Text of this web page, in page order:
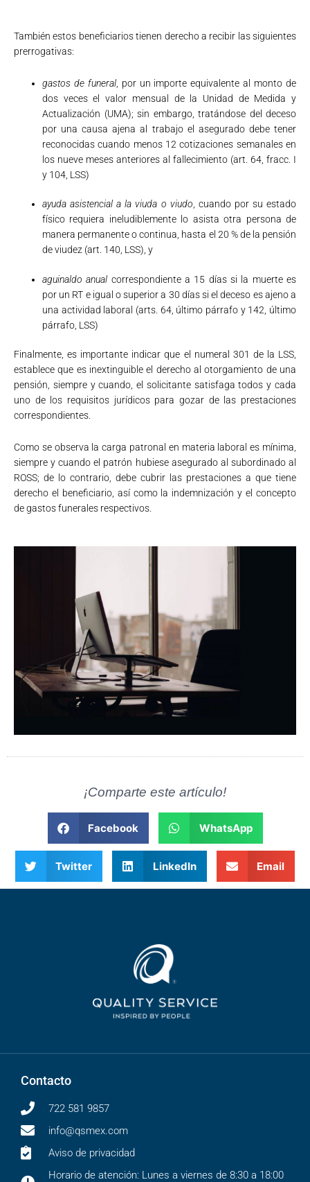
También estos beneficiarios tienen derecho a recibir las siguientes
prerrogativas:
gastos de funeral, por un importe equivalente al monto de
dos veces el valor mensual de la Unidad de Medida y
Actualización (UMA); sin embargo, tratándose del deceso
por una causa ajena al trabajo el asegurado debe tener
reconocidas cuando menos 12 cotizaciones semanales en
los nueve meses anteriores al fallecimiento (art. 64, fracc. I
y 104, LSS)
ayuda asistencial a la viuda o viudo , cuando por su estado
físico requiera ineludiblemente lo asista otra persona de
manera permanente o continua, hasta el 20 % de la pensión
de viudez (art. 140, LSS), y
aguinaldo anual correspondiente a 15 días si la muerte es
por un RT e igual o superior a 30 días si el deceso es ajeno a
una actividad laboral (arts. 64, último párrafo y 142, último
párrafo, LSS)
Finalmente, es importante indicar que el numeral 301 de la LSS,
establece que es inextinguible el derecho al otorgamiento de una
pensión, siempre y cuando, el solicitante satisfaga todos y cada
uno de los requisitos jurídicos para gozar de las prestaciones
correspondientes.
Como se observa la carga patronal en materia laboral es mínima,
siempre y cuando el patrón hubiese asegurado al subordinado al
ROSS; de lo contrario, debe cubrir las prestaciones a que tiene
derecho el beneficiario, así como la indemnización y el concepto
de gastos funerales respectivos.
¡Comparte este artículo!
Facebook WhatsApp
Twitter LinkedIn Email
Contacto
722 581 9857
info@qsmex.com
Aviso de privacidad
Horario de atención: Lunes a viernes de 8:30 a 18:00